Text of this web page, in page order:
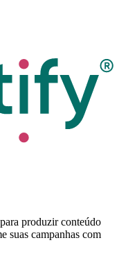
produzir conteúdo
suas campanhas com